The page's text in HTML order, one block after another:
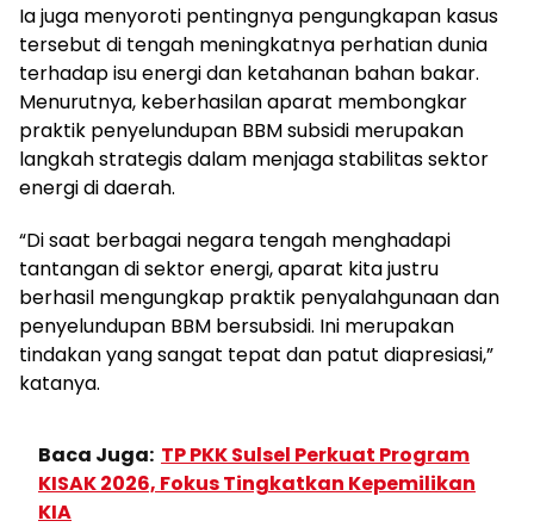
Ia juga menyoroti pentingnya pengungkapan kasus
tersebut di tengah meningkatnya perhatian dunia
terhadap isu energi dan ketahanan bahan bakar.
Menurutnya, keberhasilan aparat membongkar
praktik penyelundupan BBM subsidi merupakan
langkah strategis dalam menjaga stabilitas sektor
energi di daerah.
“Di saat berbagai negara tengah menghadapi
tantangan di sektor energi, aparat kita justru
berhasil mengungkap praktik penyalahgunaan dan
penyelundupan BBM bersubsidi. Ini merupakan
tindakan yang sangat tepat dan patut diapresiasi,”
katanya.
Baca Juga: TP PKK Sulsel Perkuat Program
KISAK 2026, Fokus Tingkatkan Kepemilikan
KIA